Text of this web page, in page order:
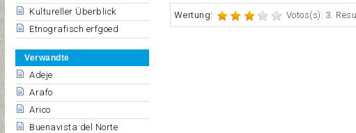
Kultureller Überblick
Etnografisch erfgoed
Verwandte
Adeje
Arafo
Arico
Buenavista del Norte
Wertung: Votos(s): 3.